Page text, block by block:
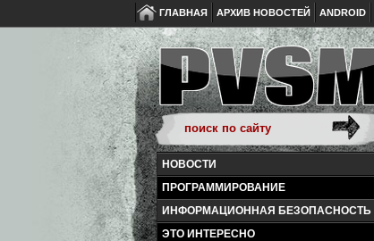
ГЛАВНАЯ АРХИВ НОВОСТЕЙ ANDROID
НОВОСТИ
ПРОГРАММИРОВАНИЕ
ИНФОРМАЦИОННАЯ БЕЗОПАСНОСТЬ
ЭТО ИНТЕРЕСНО